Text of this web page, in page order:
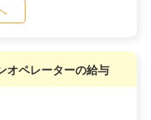
オペレーターの給与